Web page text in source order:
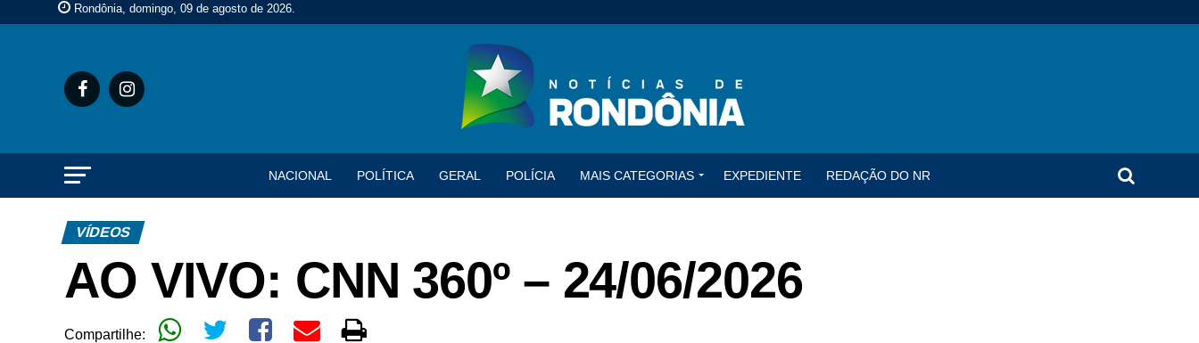
Rondônia, domingo, 09 de agosto de 2026.
NACIONAL POLÍTICA GERAL POLÍCIA MAIS CATEGORIAS EXPEDIENTE REDAÇÃO DO NR
VÍDEOS
AO VIVO: CNN 360º – 24/06/2026
Compartilhe: